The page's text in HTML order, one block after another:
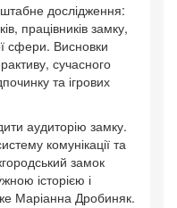
дослідження:
працівників замку,
сфери. Висновки
сучасного
та ігрових
аудиторію замку.
комунікації та
замок
історією і
Маріанна Дробиняк.